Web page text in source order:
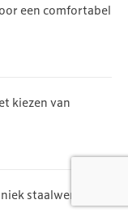
een comfortabel
kiezen van
staalwerk op